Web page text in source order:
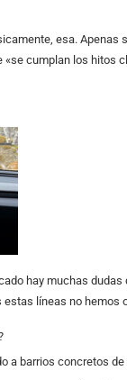
esa. Apenas
cumplan los hitos
hay muchas dudas
líneas no
a barrios concretos de